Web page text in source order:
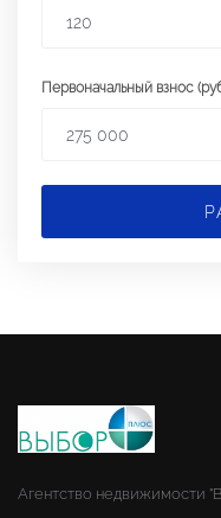
Первоначальный взнос
Агентство недвижимости